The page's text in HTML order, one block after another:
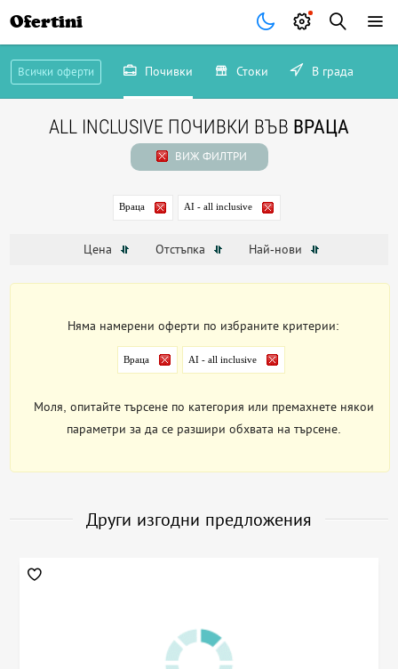
Ofertini
Всички оферти Почивки Стоки В града
ALL INCLUSIVE ПОЧИВКИ ВЪВ ВРАЦА
ВИЖ ФИЛТРИ
Враца AI - all inclusive
Цена Отстъпка Най-нови
Няма намерени оферти по избраните критерии:
Враца AI - all inclusive
Моля, опитайте търсене по категория или премахнете някои
параметри за да се разшири обхвата на търсене.
Други изгодни предложения